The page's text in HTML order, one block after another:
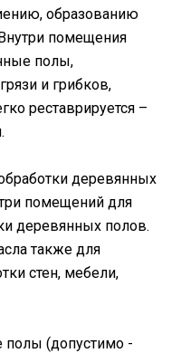
образованию
помещения
полы,
и грибков,
реставрируется –
деревянных
помещений для
деревянных полов.
также для
стен, мебели,
полы (допустимо -